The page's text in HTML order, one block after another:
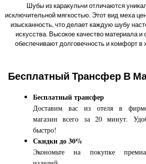
Шубы из каракульчи отличаются
исключительной мягкостью. Этот вид меха
изысканность, что делает каждую шубу
искусства. Высокое качество материала и
обеспечивают долговечность и комфорт в
Бесплатный Трансфер В
Бесплатный трансфер
Доставим вас из отеля в
магазин всего за 20 минут.
быстро!
Скидки до 30%
Экономьте на покупке